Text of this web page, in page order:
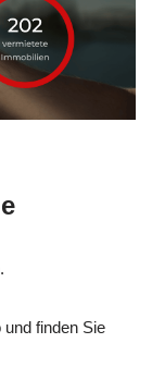
finden Sie